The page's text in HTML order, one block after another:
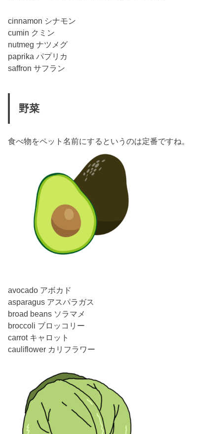
cinnamon シナモン
cumin クミン
nutmeg ナツメグ
paprika パプリカ
saffron サフラン
野菜
食べ物をペット名前にするというのは定番ですね。
avocado アボカド
asparagus アスパラガス
broad beans ソラマメ
broccoli ブロッコリー
carrot キャロット
cauliflower カリフラワー